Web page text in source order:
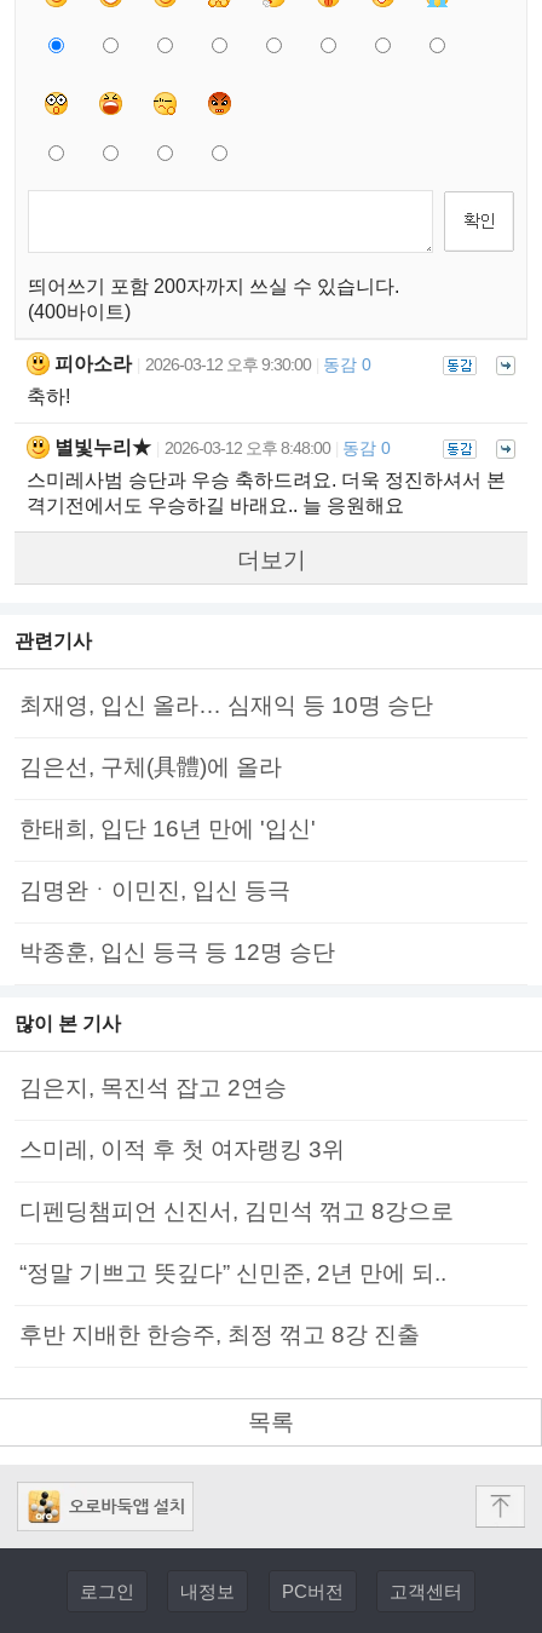
띄어쓰기 포함 200자까지 쓰실 수 있습니다.
(400바이트)
피아소라 2026-03-12 오후 9:30:00 동감 0
축하!
별빛누리★ 2026-03-12 오후 8:48:00 동감 0
스미레사범 승단과 우승 축하드려요. 더욱 정진하셔서 본
격기전에서도 우승하길 바래요.. 늘 응원해요
더보기
관련기사
최재영, 입신 올라… 심재익 등 10명 승단
김은선, 구체(具體)에 올라
한태희, 입단 16년 만에 '입신'
김명완ㆍ이민진, 입신 등극
박종훈, 입신 등극 등 12명 승단
많이 본 기사
김은지, 목진석 잡고 2연승
스미레, 이적 후 첫 여자랭킹 3위
디펜딩챔피언 신진서, 김민석 꺾고 8강으로
“정말 기쁘고 뜻깊다” 신민준, 2년 만에 되..
후반 지배한 한승주, 최정 꺾고 8강 진출
목록
로그인 내정보 PC버전 고객센터